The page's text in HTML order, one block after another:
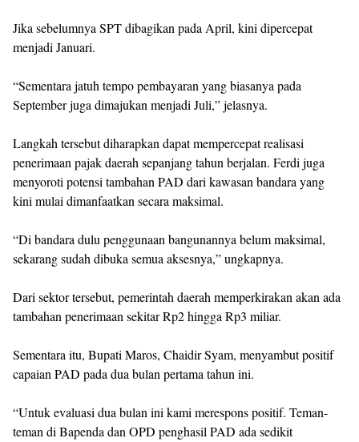
Jika sebelumnya SPT dibagikan pada April, kini dipercepat
menjadi Januari.
“Sementara jatuh tempo pembayaran yang biasanya pada
September juga dimajukan menjadi Juli,” jelasnya.
Langkah tersebut diharapkan dapat mempercepat realisasi
penerimaan pajak daerah sepanjang tahun berjalan. Ferdi juga
menyoroti potensi tambahan PAD dari kawasan bandara yang
kini mulai dimanfaatkan secara maksimal.
“Di bandara dulu penggunaan bangunannya belum maksimal,
sekarang sudah dibuka semua aksesnya,” ungkapnya.
Dari sektor tersebut, pemerintah daerah memperkirakan akan ada
tambahan penerimaan sekitar Rp2 hingga Rp3 miliar.
Sementara itu, Bupati Maros, Chaidir Syam, menyambut positif
capaian PAD pada dua bulan pertama tahun ini.
“Untuk evaluasi dua bulan ini kami merespons positif. Teman-
teman di Bapenda dan OPD penghasil PAD ada sedikit